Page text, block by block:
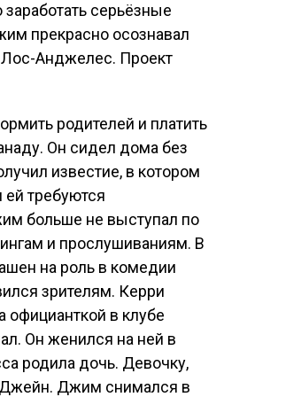
серьёзные
прекрасно осознавал
Лос-Анджелес. Проект
родителей и платить
Он сидел дома без
известие, в котором
ей требуются
больше не выступал по
и прослушиваниям. В
на роль в комедии
зрителям. Керри
официанткой в клубе
Он женился на ней в
родила дочь. Девочку,
Джейн. Джим снимался в